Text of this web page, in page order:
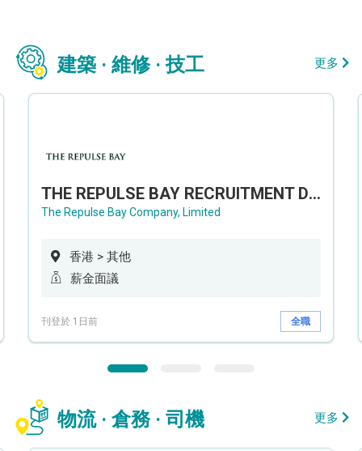
建築 · 維修 · 技工 更多
THE REPULSE BAY RECRUITMENT DAY 淺水灣影灣園人才招聘會
The Repulse Bay Company, Limited
香港 > 其他
薪金面議
刊登於 1日前 全職
物流 · 倉務 · 司機 更多